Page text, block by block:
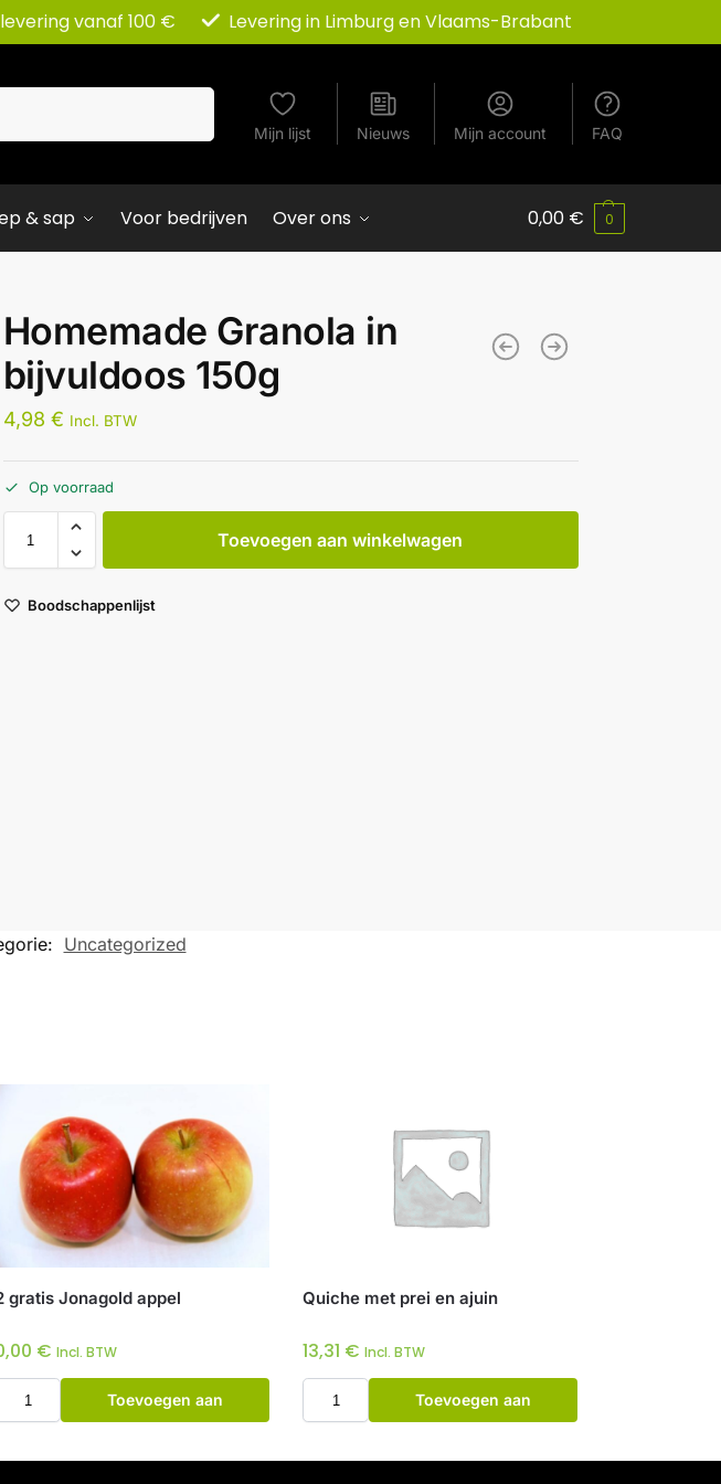
vanaf 100 € Levering in Limburg en Vlaams-Brabant
Mijn lijst Nieuws Mijn account FAQ
& sap Voor bedrijven Over ons 0,00 € 0
Homemade Granola in
bijvuldoos 150g
4,98 € Incl. BTW
Op voorraad
Toevoegen aan winkelwagen
Boodschappenlijst
Uncategorized
gratis Jonagold appel
€ Incl. BTW
Toevoegen aan
Quiche met prei en ajuin
13,31 € Incl. BTW
Toevoegen aan